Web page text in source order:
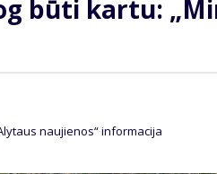
būti kartu:
naujienos“ informacija